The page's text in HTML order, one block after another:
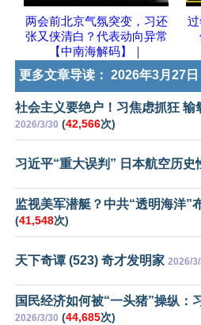
两会前北京气氛突变，习还
张又侠清白？代表动向异常
【中南海解码】｜
更多文章导读： 2026年3月27日
社会主义要绝户！习焦虑抓狂 输
2026/3/30 (42,566次)
习近平“重大误判” 日本航空历史
监视美军潜艇？中共“透明海洋”
(41,548次)
天下奇谭 (523) 奇才发明家 2026/
国民经济如何被“一头猪”操纵：
2026/3/30 (44,685次)